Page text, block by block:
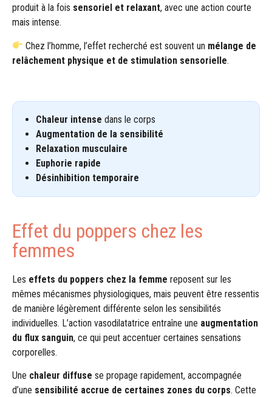
produit à la fois sensoriel et relaxant, avec une action courte
mais intense.
Chez l’homme, l’effet recherché est souvent un mélange de
relâchement physique et de stimulation sensorielle.
Chaleur intense dans le corps
Augmentation de la sensibilité
Relaxation musculaire
Euphorie rapide
Désinhibition temporaire
Effet du poppers chez les
femmes
Les effets du poppers chez la femme reposent sur les
mêmes mécanismes physiologiques, mais peuvent être ressentis
de manière légèrement différente selon les sensibilités
individuelles. L’action vasodilatatrice entraîne une augmentation
du flux sanguin, ce qui peut accentuer certaines sensations
corporelles.
Une chaleur diffuse se propage rapidement, accompagnée
d’une sensibilité accrue de certaines zones du corps. Cette